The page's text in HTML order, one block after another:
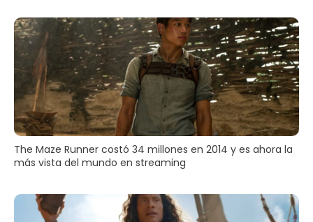
The Maze Runner costó 34 millones en 2014 y es ahora la
más vista del mundo en streaming